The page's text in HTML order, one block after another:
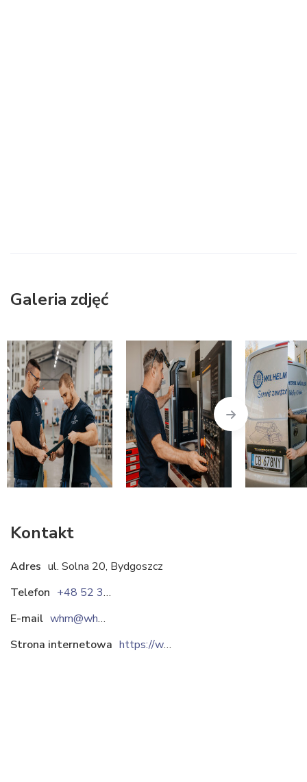
Galeria zdjęć
Next
Kontakt
Adres ul. Solna 20, Bydgoszcz
Telefon
+48 52 349 07 15
E-mail
whm@whm.pl
Strona internetowa
https://whm.pl